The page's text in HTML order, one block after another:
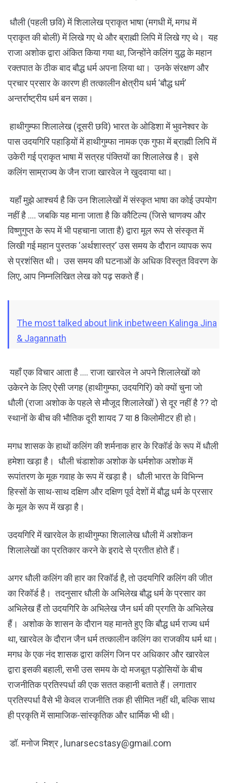
धौली (पहली छवि) में शिलालेख प्राकृत भाषा (मगधी में, मगध में
प्राकृत की बोली) में लिखे गए थे और ब्राह्मी लिपि में लिखे गए थे। यह
राजा अशोक द्वारा अंकित किया गया था, जिन्होंने कलिंग युद्ध के महान
रक्तपात के ठीक बाद बौद्ध धर्म अपना लिया था। उनके संरक्षण और
प्रचार प्रसार के कारण ही तत्कालीन क्षेत्रीय धर्म ‘बौद्ध धर्म’
अन्तर्राष्ट्रीय धर्म बन सका।
हाथीगुम्फा शिलालेख (दूसरी छवि) भारत के ओडिशा में भुवनेश्वर के
पास उदयगिरि पहाड़ियों में हाथीगुम्फा नामक एक गुफा में ब्राह्मी लिपि में
उकेरी गई प्राकृत भाषा में सत्रह पंक्तियों का शिलालेख है। इसे
कलिंग साम्राज्य के जैन राजा खारवेल ने खुदवाया था।
यहाँ मुझे आश्चर्य है कि उन शिलालेखों में संस्कृत भाषा का कोई उपयोग
नहीं है …. जबकि यह माना जाता है कि कौटिल्य (जिसे चाणक्य और
विष्णुगुप्त के रूप में भी पहचाना जाता है) द्वारा मूल रूप से संस्कृत में
लिखी गई महान पुस्तक ‘अर्थशास्त्र’ उस समय के दौरान व्यापक रूप
से प्रशंसित थी। उस समय की घटनाओं के अधिक विस्तृत विवरण के
लिए, आप निम्नलिखित लेख को पढ़ सकते हैं।
The most talked about link inbetween Kalinga Jina
& Jagannath
यहाँ एक विचार आता है …. राजा खारवेल ने अपने शिलालेखों को
उकेरने के लिए ऐसी जगह (हाथीगुम्फा, उदयगिरि) को क्यों चुना जो
धौली (राजा अशोक के पहले से मौजूद शिलालेखों ) से दूर नहीं है ?? दो
स्थानों के बीच की भौतिक दूरी शायद 7 या 8 किलोमीटर ही हो।
मगध शासक के हाथों कलिंग की शर्मनाक हार के रिकॉर्ड के रूप में धौली
हमेशा खड़ा है। धौली चंडाशोक अशोक के धर्मशोक अशोक में
रूपांतरण के मूक गवाह के रूप में खड़ा है। धौली भारत के विभिन्न
हिस्सों के साथ-साथ दक्षिण और दक्षिण पूर्व देशों में बौद्ध धर्म के प्रसार
के मूल के रूप में खड़ा है।
उदयगिरि में खारवेल के हाथीगुम्फा शिलालेख धौली में अशोकन
शिलालेखों का प्रतिकार करने के इरादे से प्रतीत होते हैं।
अगर धौली कलिंग की हार का रिकॉर्ड है, तो उदयगिरि कलिंग की जीत
का रिकॉर्ड है। तदनुसार धौली के अभिलेख बौद्ध धर्म के प्रसार का
अभिलेख हैं तो उदयगिरि के अभिलेख जैन धर्म की प्रगति के अभिलेख
हैं। अशोक के शासन के दौरान यह मानते हुए कि बौद्ध धर्म राज्य धर्म
था, खारवेल के दौरान जैन धर्म तत्कालीन कलिंग का राजकीय धर्म था।
मगध के एक नंद शासक द्वारा कलिंग जिन पर अधिकार और खारवेल
द्वारा इसकी बहाली, सभी उस समय के दो मजबूत पड़ोसियों के बीच
राजनीतिक प्रतिस्पर्धा की एक सतत कहानी बताते हैं। लगातार
प्रतिस्पर्धा वैसे भी केवल राजनीति तक ही सीमित नहीं थी, बल्कि साथ
ही प्रकृति में सामाजिक-सांस्कृतिक और धार्मिक भी थी।
डॉ. मनोज मिश्र , lunarsecstasy@gmail.com